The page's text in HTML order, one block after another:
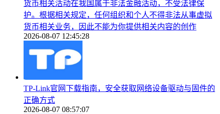
货币相关活动在我国属于非法金融活动，不受法律保
护。根据相关规定，任何组织和个人不得非法从事虚拟
货币相关业务，因此不能为你提供相关内容的创作
2026-08-07 12:45:28
TP-Link官网下载指南，安全获取网络设备驱动与固件的
正确方式
2026-08-07 08:57:07